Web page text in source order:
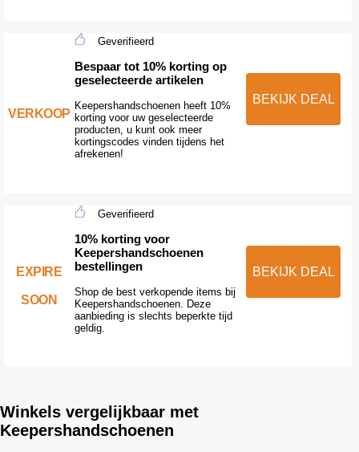
VERKOOP
Geverifieerd
Bespaar tot 10% korting op
geselecteerde artikelen
Keepershandschoenen heeft 10%
korting voor uw geselecteerde
producten, u kunt ook meer
kortingscodes vinden tijdens het
afrekenen!
BEKIJK DEAL
EXPIRE
SOON
Geverifieerd
10% korting voor
Keepershandschoenen
bestellingen
Shop de best verkopende items bij
Keepershandschoenen. Deze
aanbieding is slechts beperkte tijd
geldig.
BEKIJK DEAL
Winkels vergelijkbaar met
Keepershandschoenen